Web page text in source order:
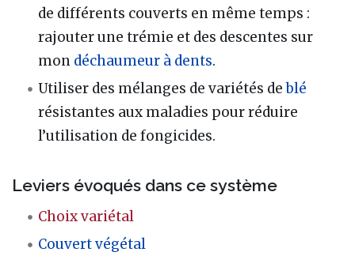
de différents couverts en même temps :
rajouter une trémie et des descentes sur
mon déchaumeur à dents.
Utiliser des mélanges de variétés deblé
résistantes aux maladies pour réduire
l’utilisation de fongicides.
Leviers évoqués dans ce système
Choix variétal
Couvert végétal